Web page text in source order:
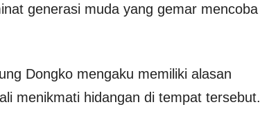
generasi muda yang gemar mencoba
Dongko mengaku memiliki alasan
menikmati hidangan di tempat tersebut.